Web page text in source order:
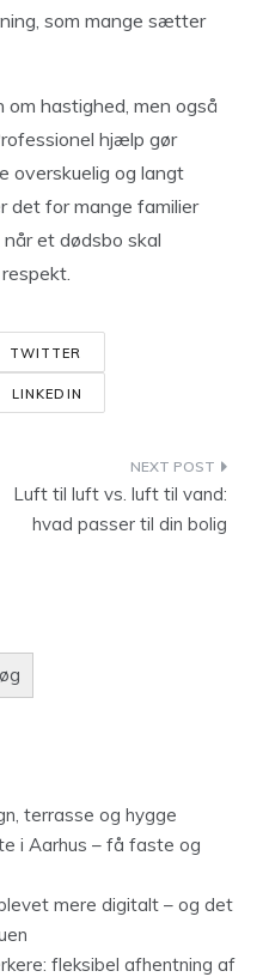
som mange sætter
om hastighed, men også
hjælp gør
overskuelig og langt
det for mange familier
et dødsbo skal
TWITTER
LINKEDIN
Luft til luft vs. luft til vand:
hvad passer til din bolig
terrasse og hygge
i Aarhus – få faste og
mere digitalt – og det
fleksibel afhentning af